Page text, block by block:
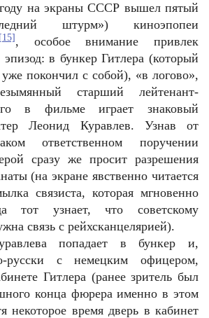
на экраны СССР вышел пятый
штурм») киноэпопеи
[15] , особое внимание привлек
эпизод: в бункер Гитлера (который
покончил с собой), «в логово»,
старший лейтенант-
в фильме играет знаковый
Леонид Куравлев. Узнав от
ответственном поручении
сразу же просит разрешения
(на экране явственно читается
связиста, которая мгновенно
тот узнает, что советскому
связь с рейхсканцелярией).
попадает в бункер и,
русски с немецким офицером,
Гитлера (ранее зритель был
конца фюрера именно в этом
некоторое время дверь в кабинет